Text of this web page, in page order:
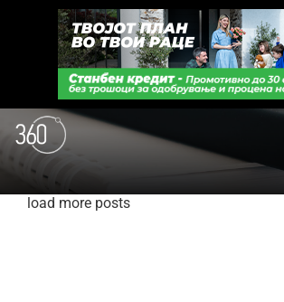
load more posts